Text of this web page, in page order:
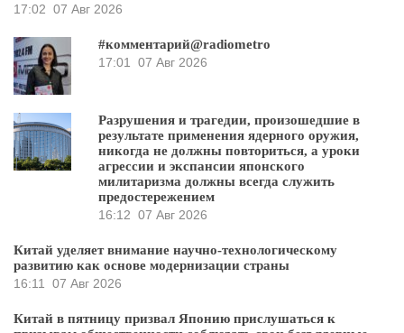
17:02 07 Авг 2026
#комментарий@radiometro
17:01 07 Авг 2026
Разрушения и трагедии, произошедшие в
результате применения ядерного оружия,
никогда не должны повториться, а уроки
агрессии и экспансии японского
милитаризма должны всегда служить
предостережением
16:12 07 Авг 2026
Китай уделяет внимание научно-технологическому
развитию как основе модернизации страны
16:11 07 Авг 2026
Китай в пятницу призвал Японию прислушаться к